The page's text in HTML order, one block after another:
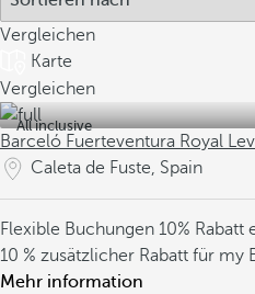
Vergleichen
Karte
Vergleichen
All inclusive
Barceló Fuerteventura Royal
Caleta de Fuste, Spain
Flexible Buchungen 10%
10 % zusätzlicher Rabatt für my
Mehr information